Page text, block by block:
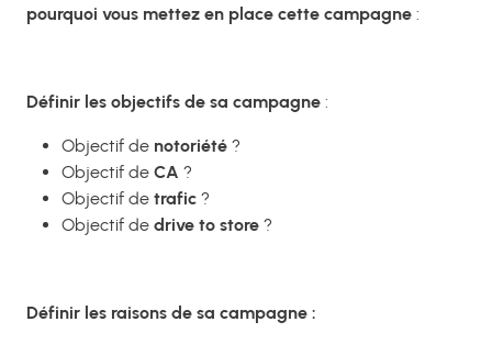
pourquoi vous mettez en place cette campagne :
Définir les objectifs de sa campagne :
Objectif de notoriété ?
Objectif de CA ?
Objectif de trafic ?
Objectif de drive to store ?
Définir les raisons de sa campagne :